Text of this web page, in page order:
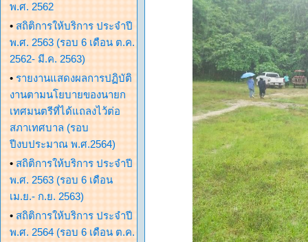
พ.ศ. 2562
• สถิติการให้บริการ ประจำปี
พ.ศ. 2563 (รอบ 6 เดือน ต.ค.
2562- มี.ค. 2563)
• รายงานแสดงผลการปฏิบัติ
งานตามนโยบายของนายก
เทศมนตรีที่ได้แถลงไว้ต่อ
สภาเทศบาล (รอบ
ปีงบประมาณ พ.ศ.2564)
• สถิติการให้บริการ ประจำปี
พ.ศ. 2563 (รอบ 6 เดือน
เม.ย.- ก.ย. 2563)
• สถิติการให้บริการ ประจำปี
พ.ศ. 2564 (รอบ 6 เดือน ต.ค.